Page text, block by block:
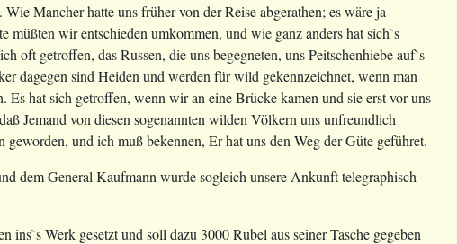
Mancher hatte uns früher von der Reise abgerathen; es wäre ja
wir entschieden umkommen, und wie ganz anders hat sich`s
oft getroffen, das Russen, die uns begegneten, uns Peitschenhiebe auf`s
dagegen sind Heiden und werden für wild gekennzeichnet, wenn man
hat sich getroffen, wenn wir an eine Brücke kamen und sie erst vor uns
Jemand von diesen sogenannten wilden Völkern uns unfreundlich
und ich muß bekennen, Er hat uns den Weg der Güte geführet.
dem General Kaufmann wurde sogleich unsere Ankunft telegraphisch
Werk gesetzt und soll dazu 3000 Rubel aus seiner Tasche gegeben